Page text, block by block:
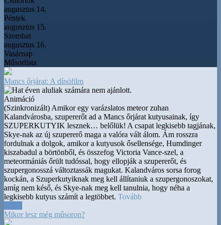
augusztus 14.
Péntek
augusztus 15.
Szombat
augusztus 16.
Vasárnap
Műsorlista
Mancs őrjárat: A dínófilm
Animáció
(Szinkronizált) Amikor egy varázslatos meteor zuhan
Kalandvárosba, szupererőt ad a Mancs őrjárat kutyusainak, így
SZUPERKUTYIK lesznek… belőlük! A csapat legkisebb tagjának,
Skye-nak az új szupererő maga a valóra vált álom. Ám rosszra
fordulnak a dolgok, amikor a kutyusok ősellensége, Humdinger
kiszabadul a börtönből, és összefog Victoria Vance-szel, a
meteormániás őrült tudóssal, hogy ellopják a szupererőt, és
szupergonosszá változtassák magukat. Kalandváros sorsa forog
kockán, a Szuperkutyiknak meg kell állítaniuk a szupergonoszokat,
amíg nem késő, és Skye-nak meg kell tanulnia, hogy néha a
legkisebb kutyus számít a legtöbbet. Tovább
Mikor lesz még műsoron?